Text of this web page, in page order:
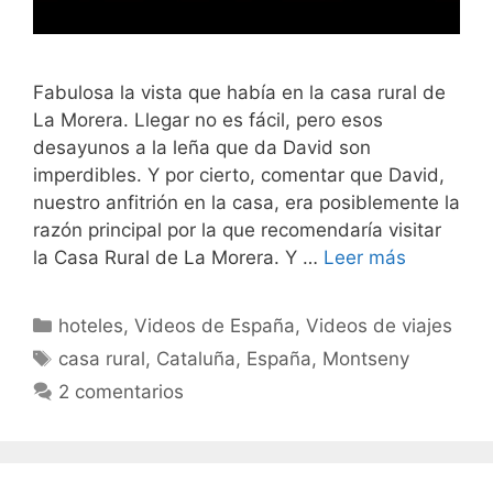
Fabulosa la vista que había en la casa rural de
La Morera. Llegar no es fácil, pero esos
desayunos a la leña que da David son
imperdibles. Y por cierto, comentar que David,
nuestro anfitrión en la casa, era posiblemente la
razón principal por la que recomendaría visitar
la Casa Rural de La Morera. Y … Leer más
Categorías
hoteles,Videos de España,Videos de viajes
Etiquetas
casa rural, Cataluña, España, Montseny
2 comentarios